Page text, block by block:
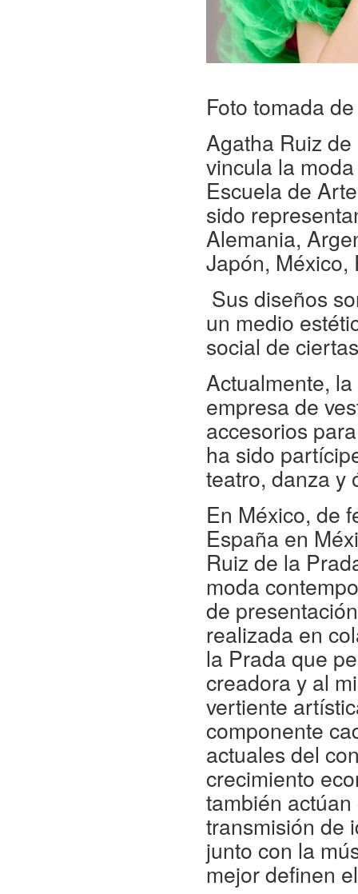
Foto tomada
Agatha Ruiz
vincula la
Escuela de
sido
Alemania,
Japón, México,
Sus diseños
un medio
social de
Actualmente,
empresa de
accesorios
ha sido
teatro, danza y
En México, de
España en
Ruiz de la
moda
de
realizada en
la Prada que
creadora y al
vertiente
componente
actuales del
crecimiento
también
transmisión de
junto con la
mejor definen